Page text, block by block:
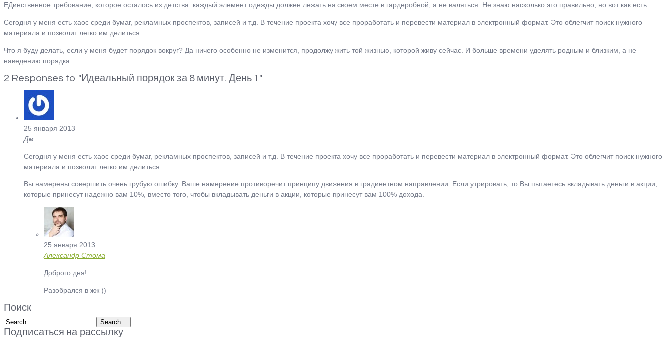
ЕДинственное требование, которое осталось из детства: каждый элемент одежды должен лежать на своем месте в гардеробной, а не валяться. Не знаю насколько это правильно, но вот как есть.
Сегодня у меня есть хаос среди бумаг, рекламных проспектов, записей и т.д. В течение проекта хочу все проработать и перевести материал в электронный формат. Это облегчит поиск нужного
материала и позволит легко им делиться.
Что я буду делать, если у меня будет порядок вокруг? Да ничего особенно не изменится, продолжу жить той жизнью, которой живу сейчас. И больше времени уделять родным и близким, а не
наведению порядка.
2 Responses to "Идеальный порядок за 8 минут. День 1"
25 января 2013
Дм
Сегодня у меня есть хаос среди бумаг, рекламных проспектов, записей и т.д. В течение проекта хочу все проработать и перевести материал в электронный формат. Это облегчит поиск нужного
материала и позволит легко им делиться.
Вы намерены совершить очень грубую ошибку. Ваше намерение противоречит принципу движения в градиентном направлении. Если утрировать, то Вы пытаетесь вкладывать деньги в акции,
которые принесут надежно вам 10%, вместо того, чтобы вкладывать деньги в акции, которые принесут вам 100% дохода.
25 января 2013
Александр Стома
Доброго дня!
Разобрался в жж ))
Поиск
Подписаться на рассылку